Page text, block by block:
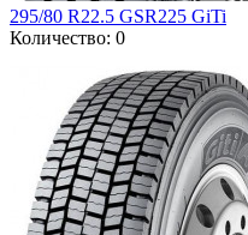
295/80 R22.5 GSR225 GiTi
Количество: 0